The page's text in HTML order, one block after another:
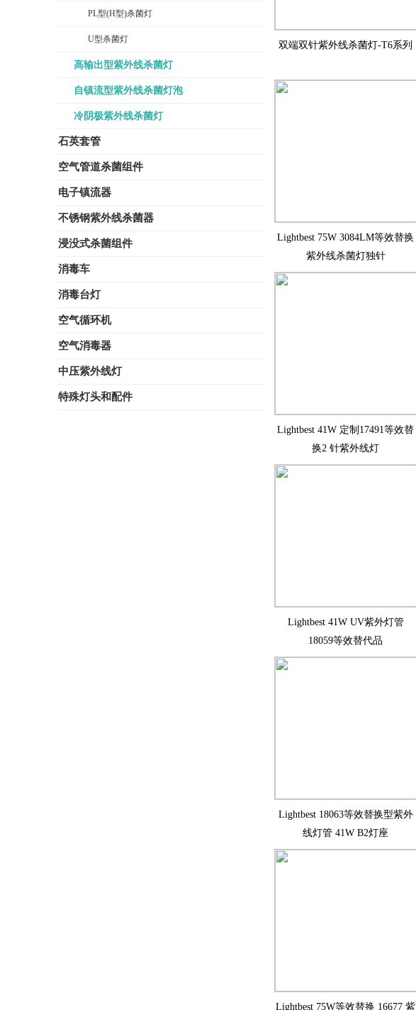
PL型(H型)杀菌灯
U型杀菌灯
高输出型紫外线杀菌灯
自镇流型紫外线杀菌灯泡
冷阴极紫外线杀菌灯
石英套管
空气管道杀菌组件
电子镇流器
不锈钢紫外线杀菌器
浸没式杀菌组件
消毒车
消毒台灯
空气循环机
空气消毒器
中压紫外线灯
特殊灯头和配件
双端双针紫外线杀菌灯-T6系列
Lightbest 75W 3084LM等效替换
紫外线杀菌灯独针
Lightbest 41W 定制17491等效替
换2 针紫外线灯
Lightbest 41W UV紫外灯管
18059等效替代品
Lightbest 18063等效替换型紫外
线灯管 41W B2灯座
Lightbest 75W等效替换 16677 紫